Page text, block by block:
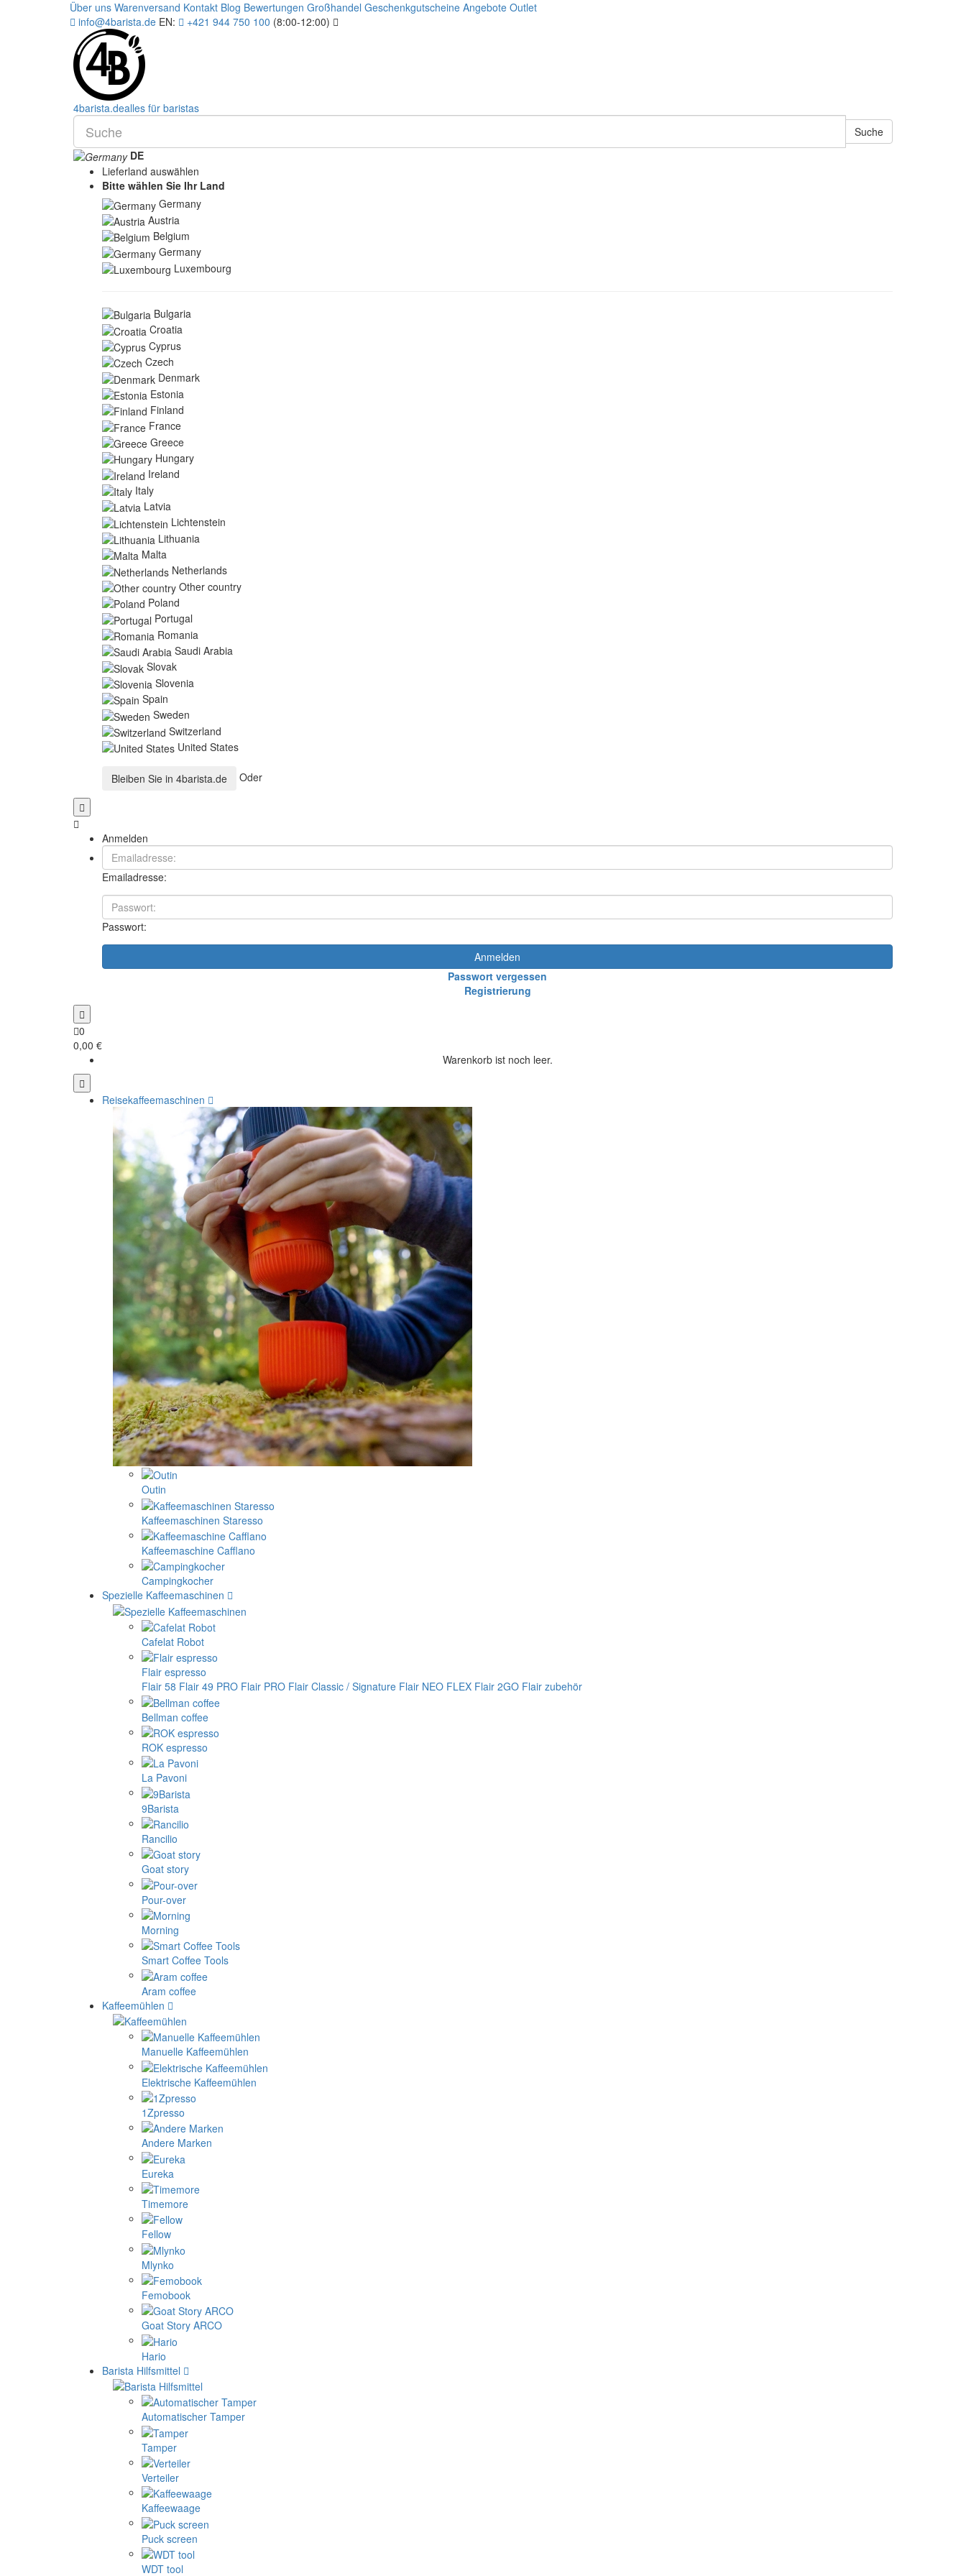
Über uns Warenversand Kontakt Blog Bewertungen Großhandel Geschenkgutscheine Angebote Outlet
info@4barista.de EN: +421 944 750 100 (8:00-12:00)
4barista.dealles für baristas
Suche
DE
Lieferland auswählen
Bitte wählen Sie Ihr Land
Germany
Austria
Belgium
Germany
Luxembourg
Bulgaria
Croatia
Cyprus
Czech
Denmark
Estonia
Finland
France
Greece
Hungary
Ireland
Italy
Latvia
Lichtenstein
Lithuania
Malta
Netherlands
Other country
Poland
Portugal
Romania
Saudi Arabia
Slovak
Slovenia
Spain
Sweden
Switzerland
United States
Bleiben Sie in 4barista.de Oder
Anmelden
Emailadresse:
Passwort:
Anmelden
Passwort vergessen
Registrierung
0
0,00 €
Warenkorb ist noch leer.
Reisekaffeemaschinen
Outin
Kaffeemaschinen Staresso
Kaffeemaschine Cafflano
Campingkocher
Spezielle Kaffeemaschinen
Cafelat Robot
Flair espresso
Flair 58 Flair 49 PRO Flair PRO Flair Classic / Signature Flair NEO FLEX Flair 2GO Flair zubehör
Bellman coffee
ROK espresso
La Pavoni
9Barista
Rancilio
Goat story
Pour-over
Morning
Smart Coffee Tools
Aram coffee
Kaffeemühlen
Manuelle Kaffeemühlen
Elektrische Kaffeemühlen
1Zpresso
Andere Marken
Eureka
Timemore
Fellow
Mlynko
Femobook
Goat Story ARCO
Hario
Barista Hilfsmittel
Automatischer Tamper
Tamper
Verteiler
Kaffeewaage
Puck screen
WDT tool